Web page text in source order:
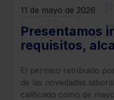
11 de mayo de 2026
Presentamos
requisitos,
retribuido por
El permiso retribuido
de las novedades
calificado como de